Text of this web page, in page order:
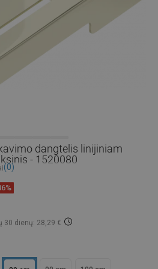
dangtelis linijiniam
- 1520080
(0)
30 dienų: 28,29 €